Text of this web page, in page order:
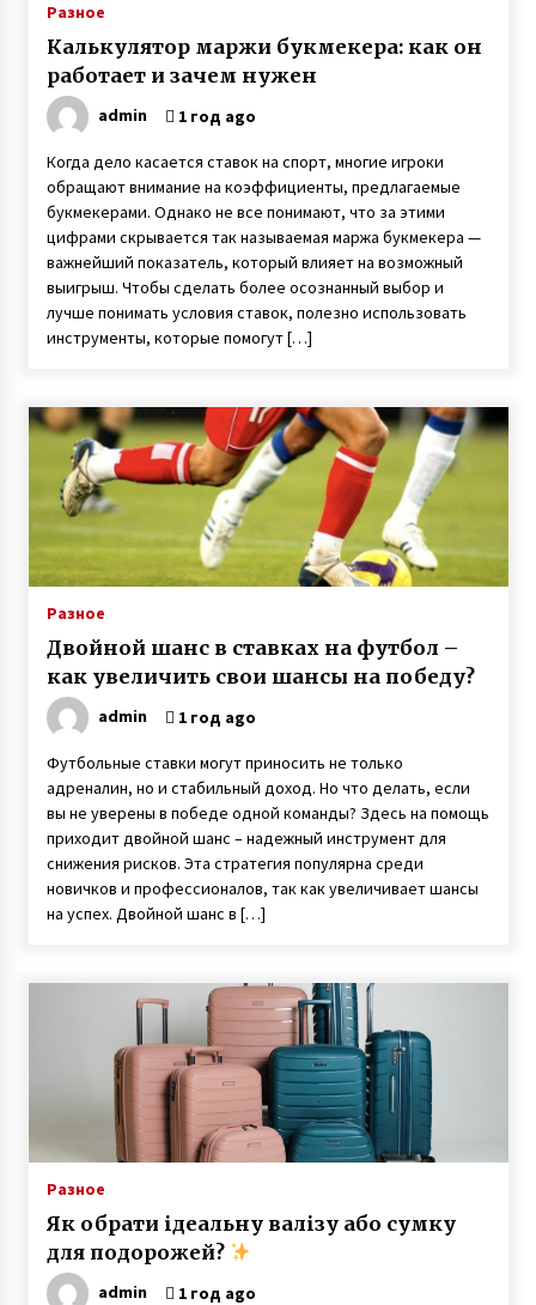
Разное
Калькулятор маржи букмекера: как он
работает и зачем нужен
admin 1 год ago
Когда дело касается ставок на спорт, многие игроки
обращают внимание на коэффициенты, предлагаемые
букмекерами. Однако не все понимают, что за этими
цифрами скрывается так называемая маржа букмекера —
важнейший показатель, который влияет на возможный
выигрыш. Чтобы сделать более осознанный выбор и
лучше понимать условия ставок, полезно использовать
инструменты, которые помогут […]
Разное
Двойной шанс в ставках на футбол –
как увеличить свои шансы на победу?
admin 1 год ago
Футбольные ставки могут приносить не только
адреналин, но и стабильный доход. Но что делать, если
вы не уверены в победе одной команды? Здесь на помощь
приходит двойной шанс – надежный инструмент для
снижения рисков. Эта стратегия популярна среди
новичков и профессионалов, так как увеличивает шансы
на успех. Двойной шанс в […]
Разное
Як обрати ідеальну валізу або сумку
для подорожей?
admin 1 год ago